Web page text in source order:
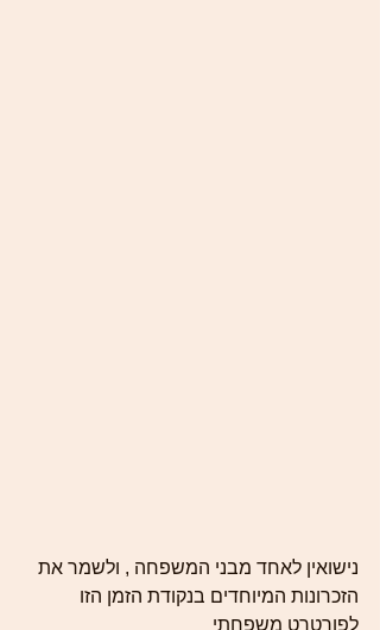
נישואין לאחד מבני המשפחה , ולשמר את
הזכרונות המיוחדים בנקודת הזמן הזו
לפורטרט משפחתי